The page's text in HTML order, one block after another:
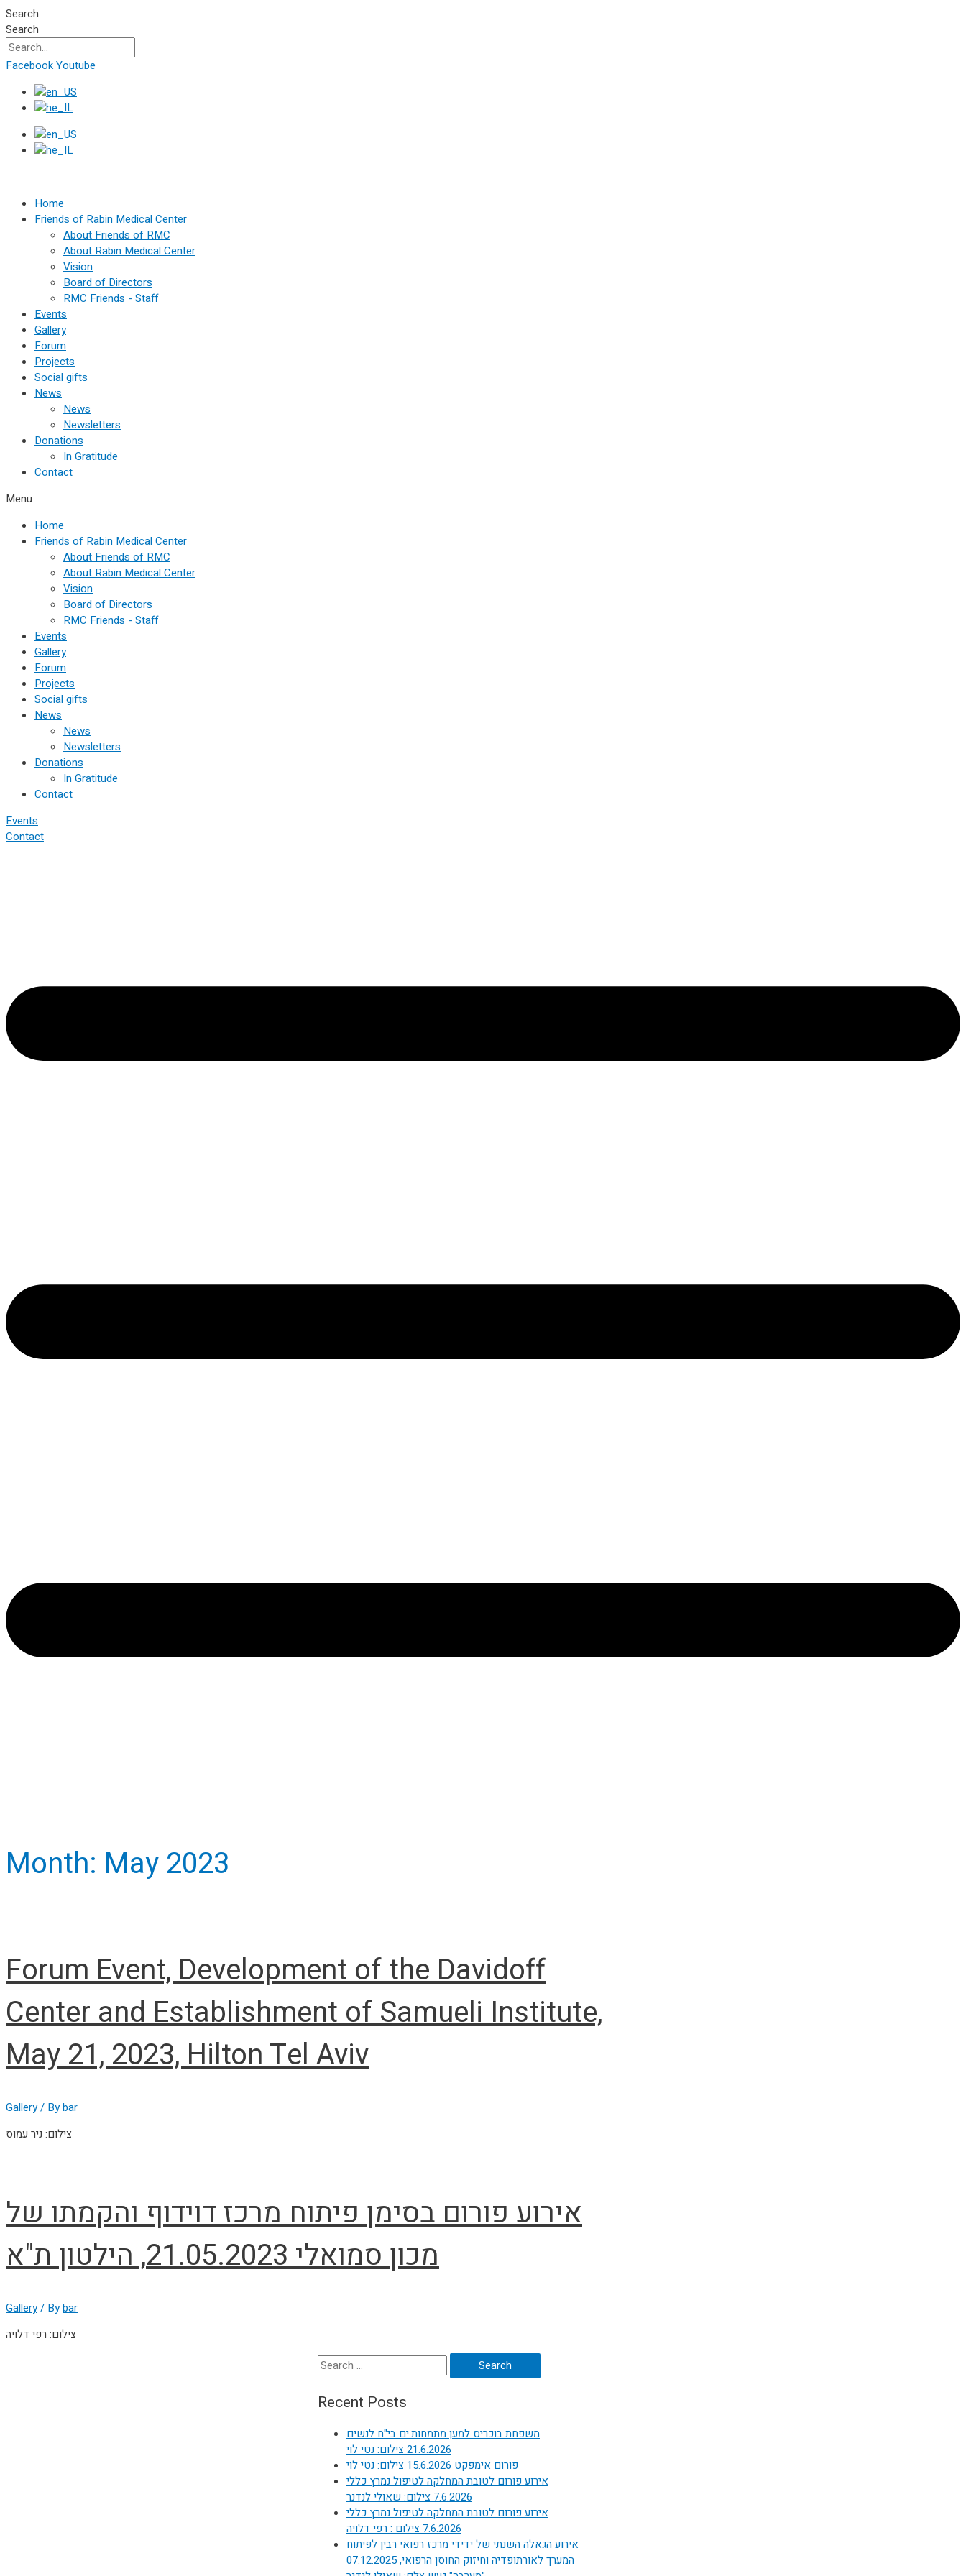
Skip
to
content
Search
Search
FacebookYoutube
Home
Friends of Rabin Medical Center
About Friends of RMC
About Rabin Medical Center
Vision
Board of Directors
RMC Friends - Staff
Events
Gallery
Forum
Projects
Social gifts
News
News
Newsletters
Donations
In Gratitude
Contact
Menu
Home
Friends of Rabin Medical Center
About Friends of RMC
About Rabin Medical Center
Vision
Board of Directors
RMC Friends - Staff
Events
Gallery
Forum
Projects
Social gifts
News
News
Newsletters
Donations
In Gratitude
Contact
Events
Contact
Month: May 2023
Forum Event, Development of the Davidoff
Center and Establishment of Samueli Institute,
May 21, 2023, Hilton Tel Aviv
Gallery/ Bybar
צילום: ניר עמוס
אירוע פורום בסימן פיתוח מרכז דוידוף והקמתו של
מכון סמואלי 21.05.2023, הילטון ת"א
Gallery/ Bybar
צילום: רפי דלויה
Search
for:
Recent Posts
משפחת בוכריס למען מתמחות.ים בי"ח לנשים
21.6.2026 צילום: נטי לוי
פורום אימפקט 15.6.2026 צילום: נטי לוי
אירוע פורום לטובת המחלקה לטיפול נמרץ כללי
7.6.2026 צילום: שאולי לנדנר
אירוע פורום לטובת המחלקה לטיפול נמרץ כללי
7.6.2026 צילום : רפי דלויה
אירוע הגאלה השנתי של ידידי מרכז רפואי רבין לפיתוח
המערך לאורתופדיה וחיזוק החוסן הרפואי, 07.12.2025